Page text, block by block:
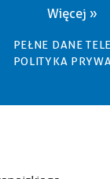
Więcej »
PEŁNE DANE
POLITYKA